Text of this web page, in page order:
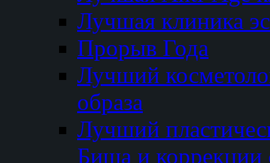
Лучшая клиника
Прорыв Года
Лучший
образа
Лучший
Биша и коррекции